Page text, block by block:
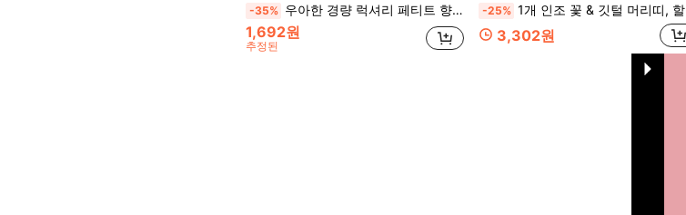
-35% 우아한 경량 럭셔리 페티트 향기 인조 진주 헤어밴드, 부드러운 인조 진주 리본 헤어밴드, 달콤한 프렌치 헤어밴드, 높은 스컬 헤드 탑
1,692원
추정된
-25% 1개 인조 꽃 & 깃털 머리띠, 할로윈 파티, 결혼식, 공연, 복고풍 스타일 의상
3,302원